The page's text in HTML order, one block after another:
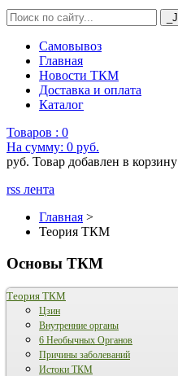
Самовывоз
Главная
Новости ТКМ
Доставка и оплата
Каталог
Товаров : 0
На сумму: 0 руб.
руб. Товар добавлен в корзину
rss лента
Главная >
Теория ТКМ
Основы ТКМ
Теория ТКМ
Цзин
Внутренние органы
6 Необычных Органов
Причины заболеваний
Истоки ТКМ